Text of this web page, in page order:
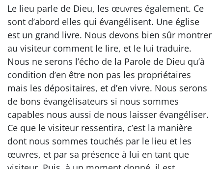
Le lieu parle de Dieu, les œuvres également. Ce
sont d’abord elles qui évangélisent. Une église
est un grand livre. Nous devons bien sûr montrer
au visiteur comment le lire, et le lui traduire.
Nous ne serons l’écho de la Parole de Dieu qu’à
condition d’en être non pas les propriétaires
mais les dépositaires, et d’en vivre. Nous serons
de bons évangélisateurs si nous sommes
capables nous aussi de nous laisser évangéliser.
Ce que le visiteur ressentira, c’est la manière
dont nous sommes touchés par le lieu et les
œuvres, et par sa présence à lui en tant que